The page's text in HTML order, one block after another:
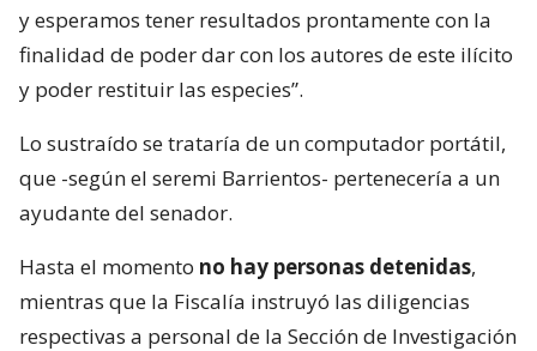
y esperamos tener resultados prontamente con la
finalidad de poder dar con los autores de este ilícito
y poder restituir las especies”.
Lo sustraído se trataría de un computador portátil,
que -según el seremi Barrientos- pertenecería a un
ayudante del senador.
Hasta el momento no hay personas detenidas,
mientras que la Fiscalía instruyó las diligencias
respectivas a personal de la Sección de Investigación